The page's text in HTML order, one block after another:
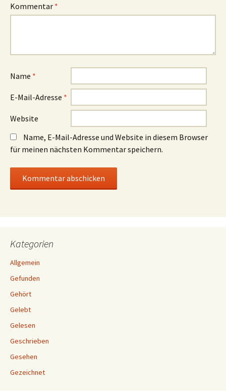
Kommentar *
Name *
E-Mail-Adresse *
Website
Name, E-Mail-Adresse und Website in diesem Browser
für meinen nächsten Kommentar speichern.
Kategorien
Allgemein
Gefunden
Gehört
Gelebt
Gelesen
Geschrieben
Gesehen
Gezeichnet